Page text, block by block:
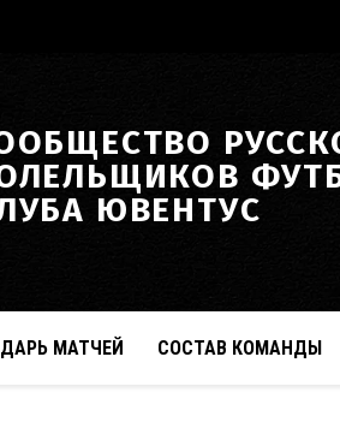
ЮВЕНТУС
МАТЧЕЙ СОСТАВ КОМАНДЫ